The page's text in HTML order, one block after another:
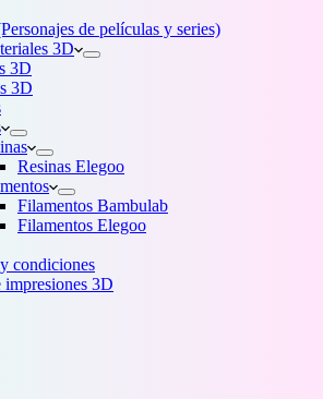
de películas y series)
3D
3D
3D
Resinas Elegoo
Filamentos Bambulab
Filamentos Elegoo
condiciones
impresiones 3D